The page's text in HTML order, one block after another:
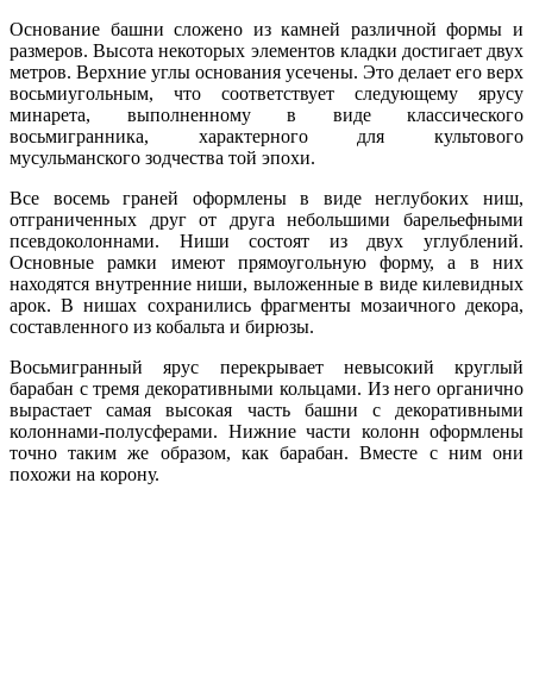
Основание башни сложено из камней различной формы и
размеров.Высота некоторых элементов кладки достигает двух
метров. Верхние углы основания усечены. Это делает его верх
восьмиугольным, что соответствует следующему
ярусу
минарета, выполненному в виде
классического
восьмигранника, характерного для
культового
мусульманского зодчества той эпохи.
Все
восемь граней оформлены в виде неглубоких ниш,
отграниченных
друг от друга небольшими
барельефными
псевдоколоннами. Ниши состоят из двух углублений.
Основные
рамки имеют прямоугольную форму,а в
них
находятся внутренние ниши, выложенные в виде килевидных
арок.В нишах сохранились фрагменты мозаичного декора,
составленного из кобальта и бирюзы.
Восьмигранный
ярус перекрывает невысокий
круглый
барабан с тремя декоративными кольцами. Из него органично
вырастает
самая высокая часть башни с
декоративными
колоннами-полусферами. Нижние части колонн оформлены
точно таким же образом, как барабан.Вместе с ним они
похожи на корону.